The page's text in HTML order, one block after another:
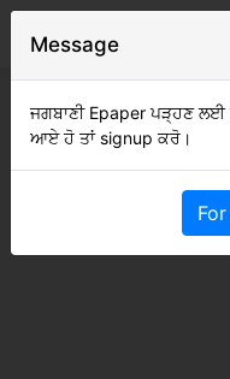
Message
ਜਗਬਾਣੀ Epaper ਪੜ੍ਹਣ ਲਈ
ਆਏ ਹੋ ਤਾਂ signup ਕਰੋ।